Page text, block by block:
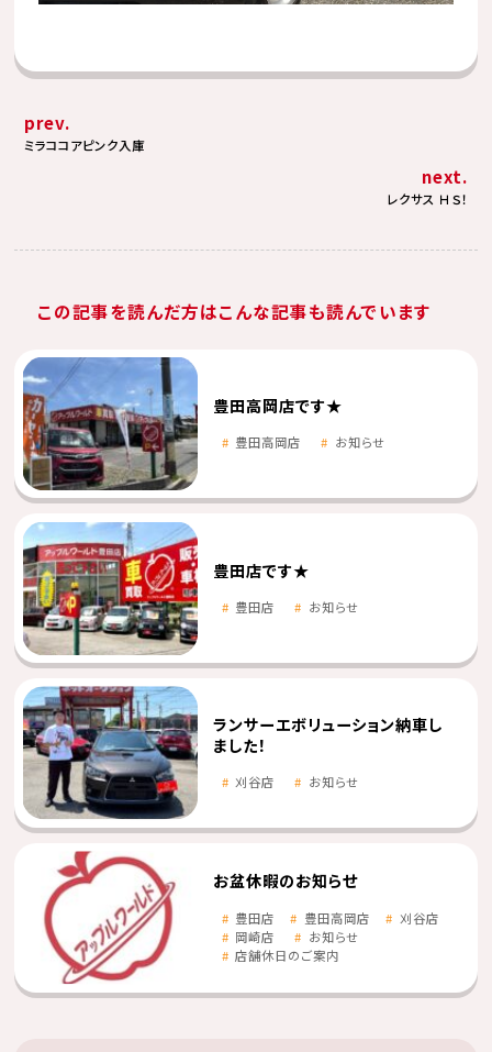
prev.
ミラココアピンク入庫
next.
レクサス ＨＳ！
この記事を読んだ方はこんな記事も読んでいます
豊田高岡店です★
豊田高岡店 お知らせ
豊田店です★
豊田店 お知らせ
ランサーエボリューション納車し
ました！
刈谷店 お知らせ
お盆休暇のお知らせ
豊田店 豊田高岡店
刈谷店
岡崎店
お知らせ
店舗休日のご案内